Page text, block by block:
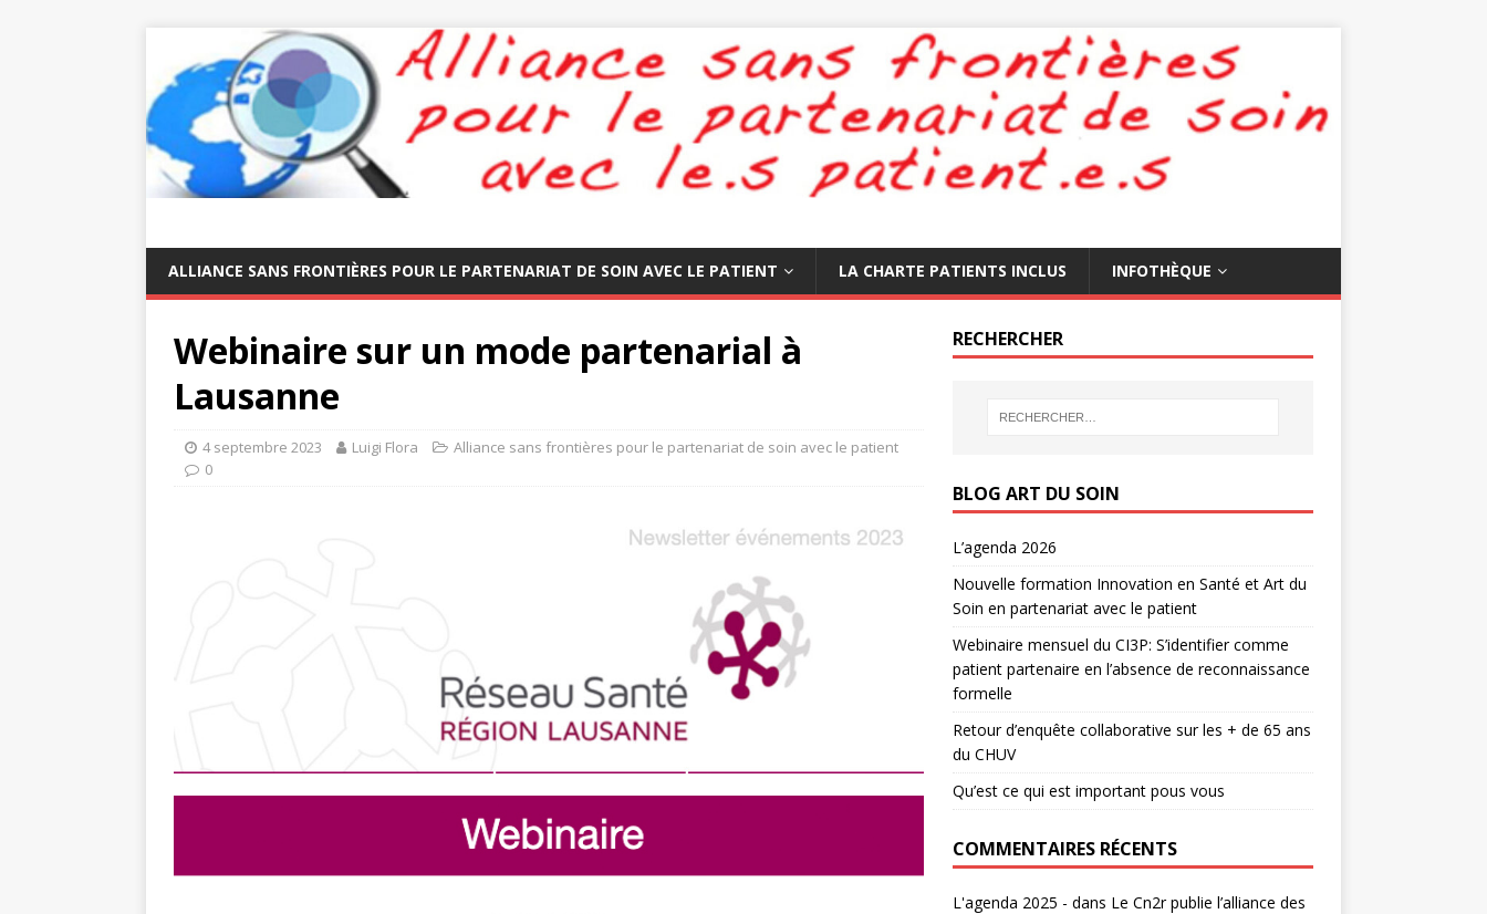
ALLIANCE SANS FRONTIÈRES POUR LE PARTENARIAT DE SOIN AVEC LE PATIENT LA CHARTE PATIENTS INCLUS INFOTHÈQUE
Webinaire sur un mode partenarial à
Lausanne
4 septembre 2023 Luigi Flora
Alliance sans frontières pour le partenariat de soin avec le patient
0
RECHERCHER
BLOG ART DU SOIN
L’agenda 2026
Nouvelle formation Innovation en Santé et Art du
Soin en partenariat avec le patient
Webinaire mensuel du CI3P: S’identifier comme
patient partenaire en l’absence de reconnaissance
formelle
Retour d’enquête collaborative sur les + de 65 ans
du CHUV
Qu’est ce qui est important pous vous
COMMENTAIRES RÉCENTS
L'agenda 2025 - dans Le Cn2r publie l’alliance des